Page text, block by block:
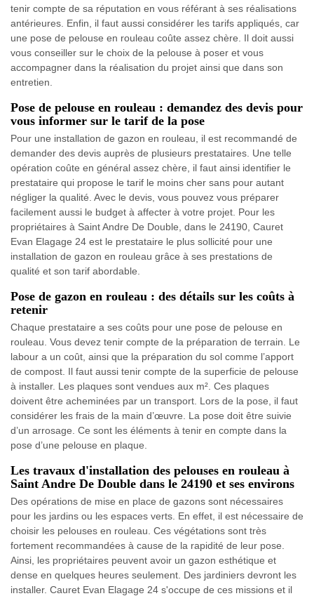
tenir compte de sa réputation en vous référant à ses réalisations
antérieures. Enfin, il faut aussi considérer les tarifs appliqués, car
une pose de pelouse en rouleau coûte assez chère. Il doit aussi
vous conseiller sur le choix de la pelouse à poser et vous
accompagner dans la réalisation du projet ainsi que dans son
entretien.
Pose de pelouse en rouleau : demandez des devis pour
vous informer sur le tarif de la pose
Pour une installation de gazon en rouleau, il est recommandé de
demander des devis auprès de plusieurs prestataires. Une telle
opération coûte en général assez chère, il faut ainsi identifier le
prestataire qui propose le tarif le moins cher sans pour autant
négliger la qualité. Avec le devis, vous pouvez vous préparer
facilement aussi le budget à affecter à votre projet. Pour les
propriétaires à Saint Andre De Double, dans le 24190, Cauret
Evan Elagage 24 est le prestataire le plus sollicité pour une
installation de gazon en rouleau grâce à ses prestations de
qualité et son tarif abordable.
Pose de gazon en rouleau : des détails sur les coûts à
retenir
Chaque prestataire a ses coûts pour une pose de pelouse en
rouleau. Vous devez tenir compte de la préparation de terrain. Le
labour a un coût, ainsi que la préparation du sol comme l’apport
de compost. Il faut aussi tenir compte de la superficie de pelouse
à installer. Les plaques sont vendues aux m². Ces plaques
doivent être acheminées par un transport. Lors de la pose, il faut
considérer les frais de la main d’œuvre. La pose doit être suivie
d’un arrosage. Ce sont les éléments à tenir en compte dans la
pose d’une pelouse en plaque.
Les travaux d'installation des pelouses en rouleau à
Saint Andre De Double dans le 24190 et ses environs
Des opérations de mise en place de gazons sont nécessaires
pour les jardins ou les espaces verts. En effet, il est nécessaire de
choisir les pelouses en rouleau. Ces végétations sont très
fortement recommandées à cause de la rapidité de leur pose.
Ainsi, les propriétaires peuvent avoir un gazon esthétique et
dense en quelques heures seulement. Des jardiniers devront les
installer. Cauret Evan Elagage 24 s'occupe de ces missions et il